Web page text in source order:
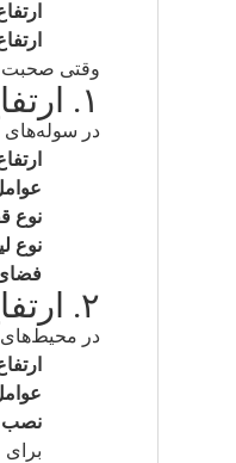
وقتی صحبت
۱. ارتفاع استاندارد سوله انبار (انبارداری و لجستیک)
در سوله‌های
نوع
نوع
۲. ارتفاع استاندارد سوله تولیدی و کارگاهی
در محیط‌های
نصب
برای